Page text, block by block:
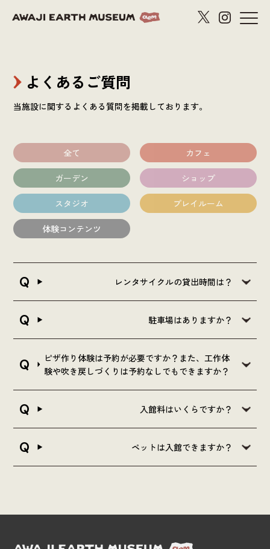
よくあるご質問
当施設に関するよくある質問を掲載しております。
全て カフェ
ガーデン ショップ
スタジオ プレイルーム
体験コンテンツ
レンタサイクルの貸出時間は？
駐車場はありますか？
ピザ作り体験は予約が必要ですか？また、工作体
験や吹き戻しづくりは予約なしでもできますか？
入館料はいくらですか？
ペットは入館できますか？